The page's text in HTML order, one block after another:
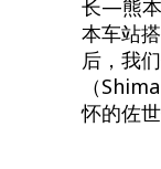
长—熊本
本车站
后，我
（
怀的佐